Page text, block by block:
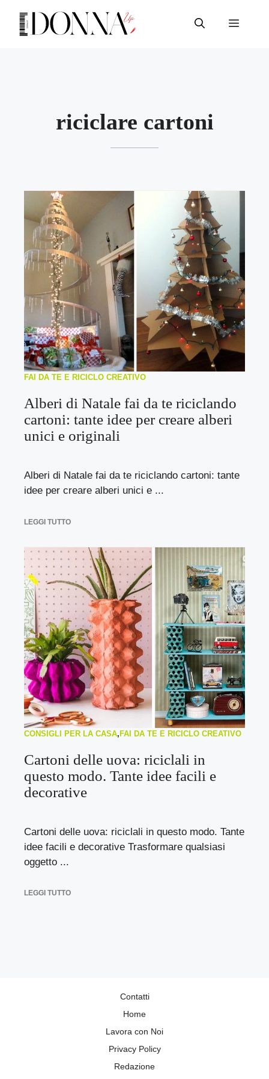
contenuto
Menu
riciclare cartoni
FAI DA TE E RICICLO CREATIVO
Alberi di Natale fai da te riciclando
cartoni: tante idee per creare alberi
unici e originali
Alberi di Natale fai da te riciclando cartoni: tante
idee per creare alberi unici e ...
LEGGI TUTTO
CONSIGLI PER LA CASA,FAI DA TE E RICICLO CREATIVO
Cartoni delle uova: riciclali in
questo modo. Tante idee facili e
decorative
Cartoni delle uova: riciclali in questo modo. Tante
idee facili e decorative Trasformare qualsiasi
oggetto ...
LEGGI TUTTO
Contatti
Home
Lavora con Noi
Privacy Policy
Redazione